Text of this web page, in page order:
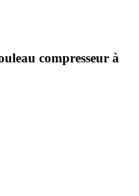
compresseur à